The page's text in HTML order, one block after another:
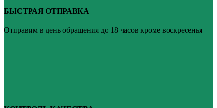
БЫСТРАЯ ОТПРАВКА
Отправим в день обращения до 18 часов кроме воскресенья